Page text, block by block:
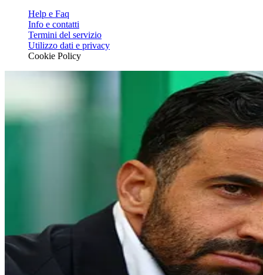
Help e Faq
Info e contatti
Termini del servizio
Utilizzo dati e privacy
Cookie Policy